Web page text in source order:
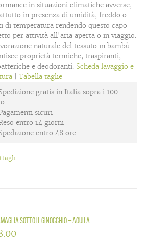
in situazioni climatiche avverse,
in presenza di umidità, freddo o
di temperatura rendendo questo capo
per attività all'aria aperta o in viaggio.
naturale del tessuto in bambù
proprietà termiche, traspiranti,
e deodoranti. Scheda lavaggio e
|Tabella taglie
gratis in Italia sopra i 100
sicuri
entro 14 giorni
entro 48 ore
sotto il ginocchio – Aquila